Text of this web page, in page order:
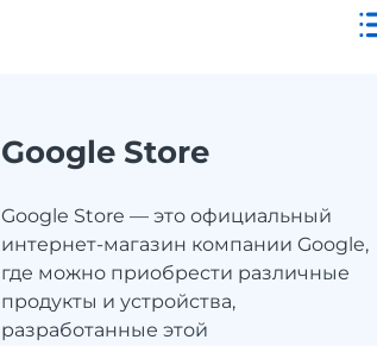
Google Store
Google Store — это официальный
интернет-магазин компании Google,
где можно приобрести различные
продукты и устройства,
разработанные этой